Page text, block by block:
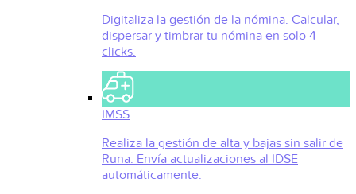
Digitaliza la gestión de la nómina. Calcular,
dispersar y timbrar tu nómina en solo 4
clicks.
IMSS
Realiza la gestión de alta y bajas sin salir de
Runa. Envía actualizaciones al IDSE
automáticamente.